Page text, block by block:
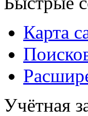
Карта
Учётная